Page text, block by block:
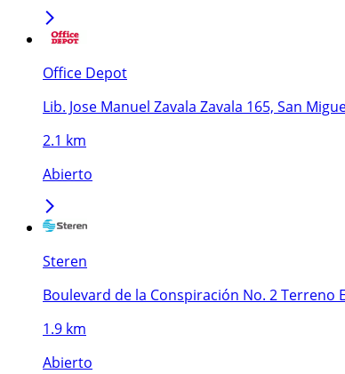
Office Depot
Lib. Jose Manuel Zavala Zavala 165, San
2.1 km
Abierto
Steren
Boulevard de la Conspiración No. 2 Terreno
1.9 km
Abierto